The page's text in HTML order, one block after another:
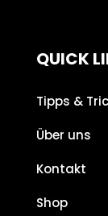
QUICK
Tipps &
Über uns
Kontakt
Shop